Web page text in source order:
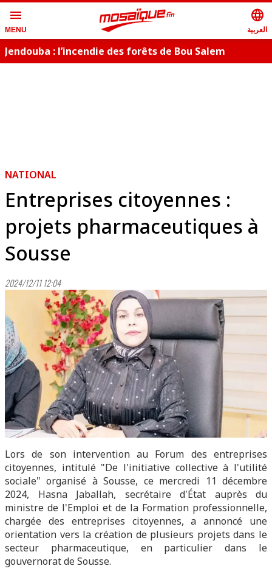
menu
MENU
language
العربية
Jendouba : l’incendie des forêts de Bou Salem
NATIONAL
Entreprises citoyennes :
projets pharmaceutiques à
Sousse
2024/12/11 12:04
Lors de son intervention au Forum des entreprises
citoyennes, intitulé "De l'initiative collective à l'utilité
sociale" organisé à Sousse, ce mercredi 11 décembre
2024, Hasna Jaballah, secrétaire d'État auprès du
ministre de l'Emploi et de la Formation professionnelle,
chargée des entreprises citoyennes, a annoncé une
orientation vers la création de plusieurs projets dans le
secteur pharmaceutique, en particulier dans le
gouvernorat de Sousse.